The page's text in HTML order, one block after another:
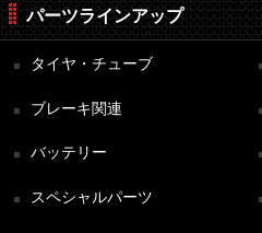
パーツラインアップ
タイヤ・チューブ
ブレーキ関連
バッテリー
スペシャルパーツ